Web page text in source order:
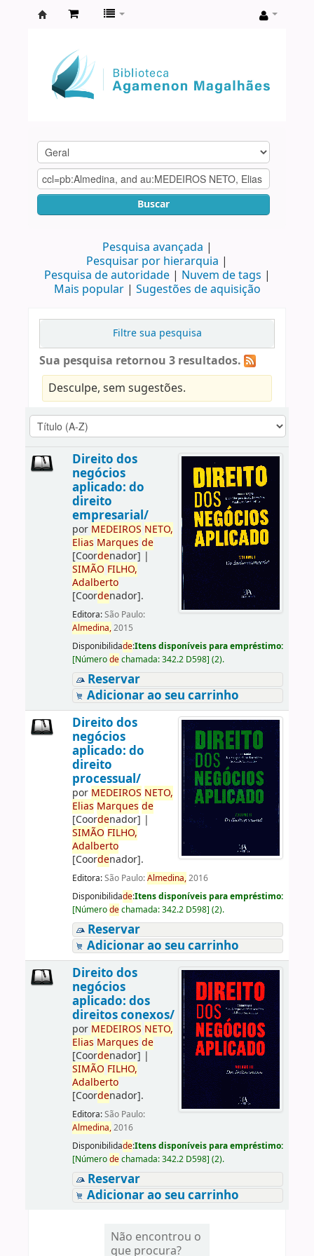
Agamenon
Magalhães
Buscar
Pesquisa avançada
Pesquisar por hierarquia
Pesquisa de autoridade
Nuvem de tags
Mais popular
Sugestões de aquisição
Filtre sua pesquisa
Sua pesquisa retornou 3 resultados.
Desculpe, sem sugestões.
Direito dos
negócios
aplicado: do
direito
empresarial/
por MEDEIROS NETO,
Elias Marques de
[Coordenador] |
SIMÃO FILHO,
Adalberto
[Coordenador].
Editora:São Paulo:
Almedina,2015
Disponibilidade:Itens disponíveis para empréstimo:
[Númerodechamada:342.2 D598] (2).
Reservar
Adicionar ao seu carrinho
Direito dos
negócios
aplicado: do
direito
processual/
por MEDEIROS NETO,
Elias Marques de
[Coordenador] |
SIMÃO FILHO,
Adalberto
[Coordenador].
Editora:São Paulo:Almedina,2016
Disponibilidade:Itens disponíveis para empréstimo:
[Númerodechamada:342.2 D598] (2).
Reservar
Adicionar ao seu carrinho
Direito dos
negócios
aplicado: dos
direitos conexos/
por MEDEIROS NETO,
Elias Marques de
[Coordenador] |
SIMÃO FILHO,
Adalberto
[Coordenador].
Editora:São Paulo:
Almedina,2016
Disponibilidade:Itens disponíveis para empréstimo:
[Númerodechamada:342.2 D598] (2).
Reservar
Adicionar ao seu carrinho
Não encontrou o
que procura?